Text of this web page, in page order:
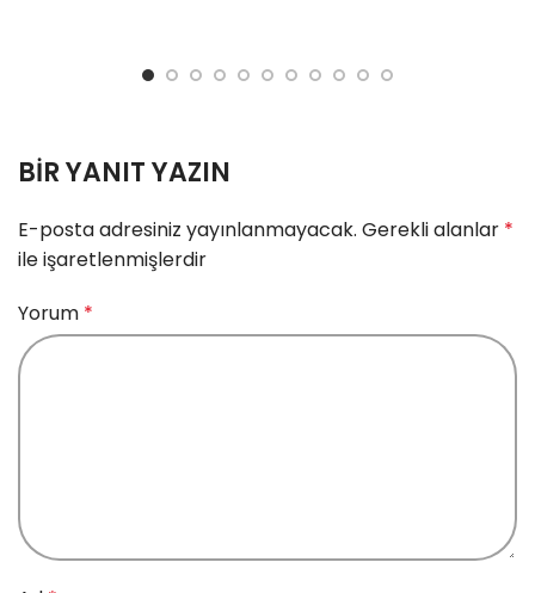
BIR YANIT YAZIN
E-posta adresiniz yayınlanmayacak. Gerekli alanlar *
ile işaretlenmişlerdir
Yorum *